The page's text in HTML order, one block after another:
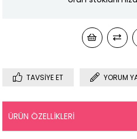
TAVSIYE ET YORUM
ÜRÜN ÖZELLIKLERI